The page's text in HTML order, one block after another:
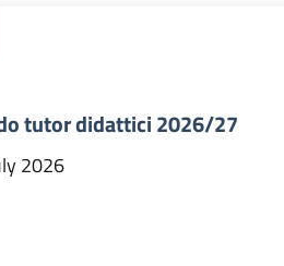
tutor didattici 2026/27
2026